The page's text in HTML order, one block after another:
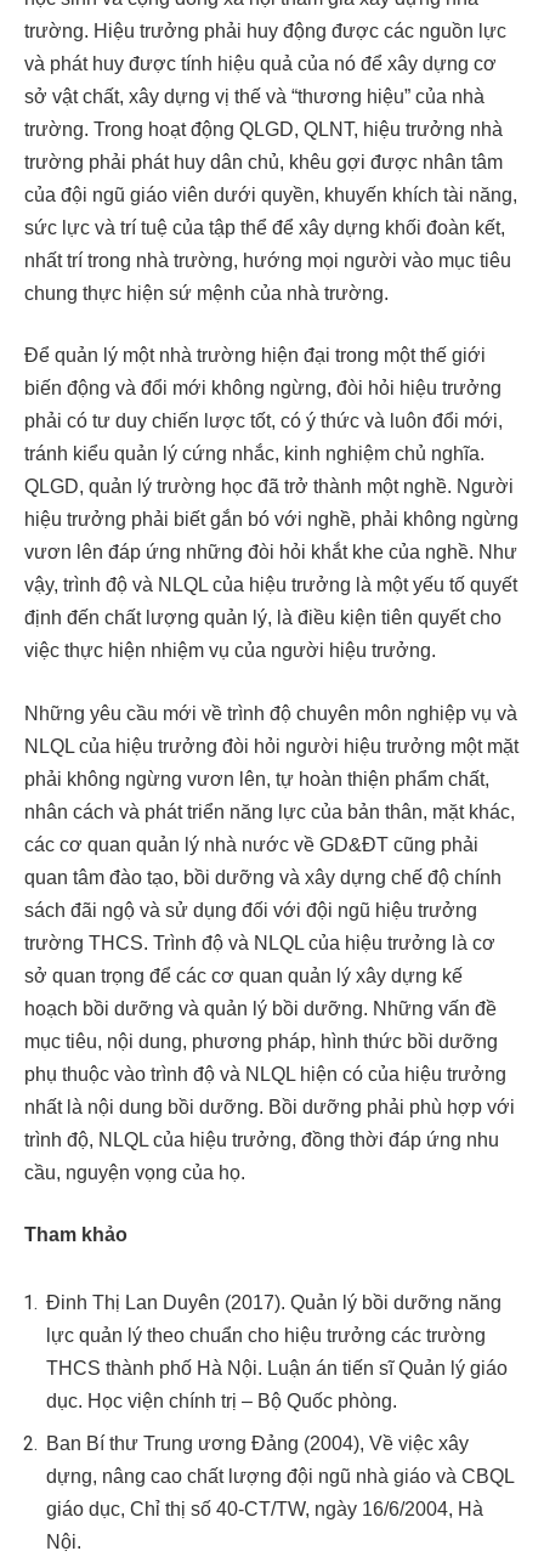
trường. Hiệu trưởng phải huy động được các nguồn lực
và phát huy được tính hiệu quả của nó để xây dựng cơ
sở vật chất, xây dựng vị thế và “thương hiệu” của nhà
trường. Trong hoạt động QLGD, QLNT, hiệu trưởng nhà
trường phải phát huy dân chủ, khêu gợi được nhân tâm
của đội ngũ giáo viên dưới quyền, khuyến khích tài năng,
sức lực và trí tuệ của tập thể để xây dựng khối đoàn kết,
nhất trí trong nhà trường, hướng mọi người vào mục tiêu
chung thực hiện sứ mệnh của nhà trường.
Để quản lý một nhà trường hiện đại trong một thế giới
biến động và đổi mới không ngừng, đòi hỏi hiệu trưởng
phải có tư duy chiến lược tốt, có ý thức và luôn đổi mới,
tránh kiểu quản lý cứng nhắc, kinh nghiệm chủ nghĩa.
QLGD, quản lý trường học đã trở thành một nghề. Người
hiệu trưởng phải biết gắn bó với nghề, phải không ngừng
vươn lên đáp ứng những đòi hỏi khắt khe của nghề. Như
vậy, trình độ và NLQL của hiệu trưởng là một yếu tố quyết
định đến chất lượng quản lý, là điều kiện tiên quyết cho
việc thực hiện nhiệm vụ của người hiệu trưởng.
Những yêu cầu mới về trình độ chuyên môn nghiệp vụ và
NLQL của hiệu trưởng đòi hỏi người hiệu trưởng một mặt
phải không ngừng vươn lên, tự hoàn thiện phẩm chất,
nhân cách và phát triển năng lực của bản thân, mặt khác,
các cơ quan quản lý nhà nước về GD&ĐT cũng phải
quan tâm đào tạo, bồi dưỡng và xây dựng chế độ chính
sách đãi ngộ và sử dụng đối với đội ngũ hiệu trưởng
trường THCS. Trình độ và NLQL của hiệu trưởng là cơ
sở quan trọng để các cơ quan quản lý xây dựng kế
hoạch bồi dưỡng và quản lý bồi dưỡng. Những vấn đề
mục tiêu, nội dung, phương pháp, hình thức bồi dưỡng
phụ thuộc vào trình độ và NLQL hiện có của hiệu trưởng
nhất là nội dung bồi dưỡng. Bồi dưỡng phải phù hợp với
trình độ, NLQL của hiệu trưởng, đồng thời đáp ứng nhu
cầu, nguyện vọng của họ.
Tham khảo
Đinh Thị Lan Duyên (2017). Quản lý bồi dưỡng năng
lực quản lý theo chuẩn cho hiệu trưởng các trường
THCS thành phố Hà Nội. Luận án tiến sĩ Quản lý giáo
dục. Học viện chính trị – Bộ Quốc phòng.
Ban Bí thư Trung ương Đảng (2004), Về việc xây
dựng, nâng cao chất lượng đội ngũ nhà giáo và CBQL
giáo dục, Chỉ thị số 40-CT/TW, ngày 16/6/2004, Hà
Nội.